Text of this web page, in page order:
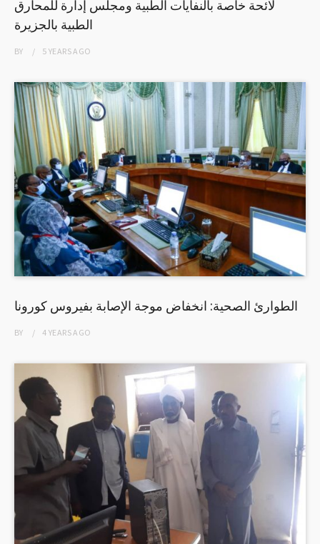
لائحة خاصة بالنفايات الطبية ومجلس إدارة للمحارق
الطبية بالجزيرة
BY 5 YEARSAGO
الطوارئ الصحية: انخفاض موجة الإصابة بفيروس كورونا
BY 4 YEARSAGO